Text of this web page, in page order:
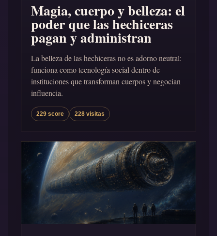
Magia, cuerpo y belleza: el
poder que las hechiceras
pagan y administran
La belleza de las hechiceras no es adorno neutral:
funciona como tecnología social dentro de
instituciones que transforman cuerpos y negocian
influencia.
229 score 228 visitas